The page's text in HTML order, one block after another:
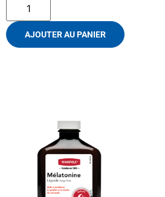
AJOUTER AU PANIER